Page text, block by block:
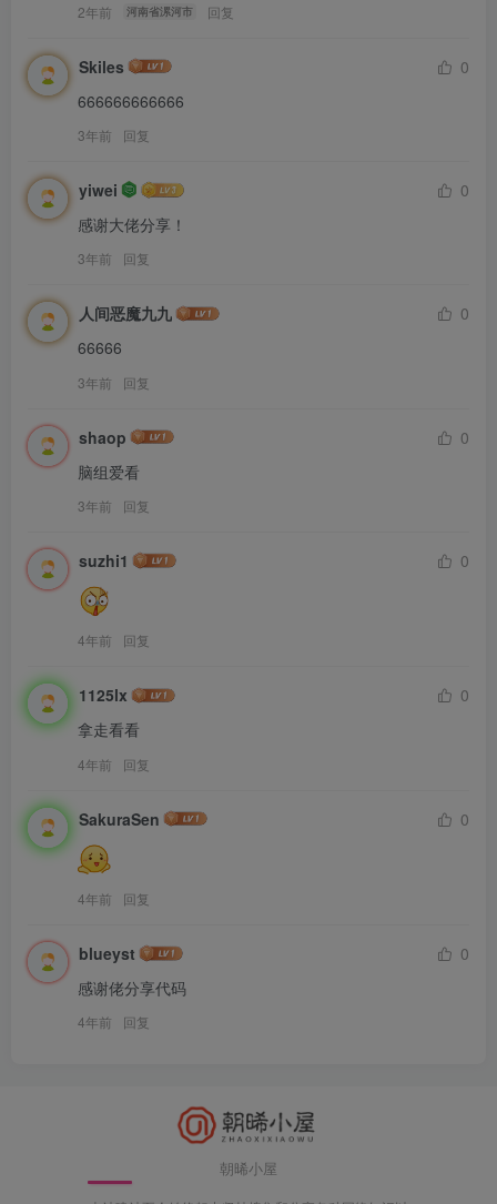
2年前 河南省漯河市 回复
Skiles
0
666666666666
3年前 回复
yiwei
0
感谢大佬分享！
3年前 回复
人间恶魔九九
0
66666
3年前 回复
shaop
0
脑组爱看
3年前 回复
suzhi1 0
4年前 回复
1125lx
0
拿走看看
4年前 回复
SakuraSen 0
4年前 回复
blueyst
0
感谢佬分享代码
4年前 回复
朝晞小屋